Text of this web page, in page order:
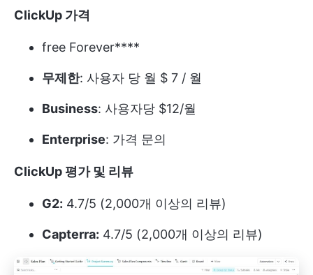
ClickUp 가격
free Forever****
무제한: 사용자 당 월 $ 7 / 월
Business: 사용자당 $12/월
Enterprise: 가격 문의
ClickUp 평가 및 리뷰
G2: 4.7/5 (2,000개 이상의 리뷰)
Capterra: 4.7/5 (2,000개 이상의 리뷰)